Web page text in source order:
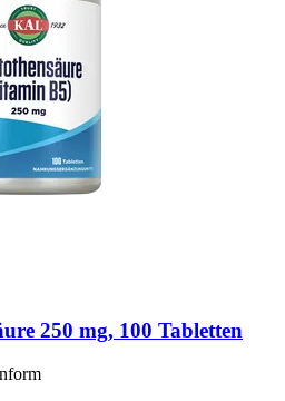
250 mg, 100 Tabletten